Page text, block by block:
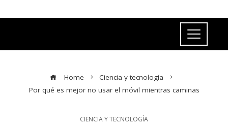
Home
Ciencia y tecnología
Por qué es mejor no usar el móvil mientras caminas
CIENCIA Y TECNOLOGÍA